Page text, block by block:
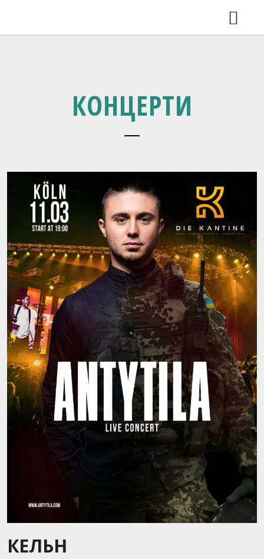
SHOP
ГАЛЕРЕЯ
КОНЦЕРТИ
КЕЛЬН